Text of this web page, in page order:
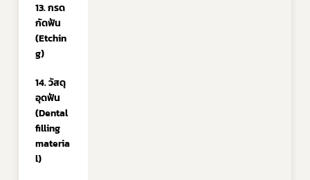
13. กรด
กัดฟัน
(Etchin
g)
14. วัสดุ
อุดฟัน
(Dental
filling
materia
l)